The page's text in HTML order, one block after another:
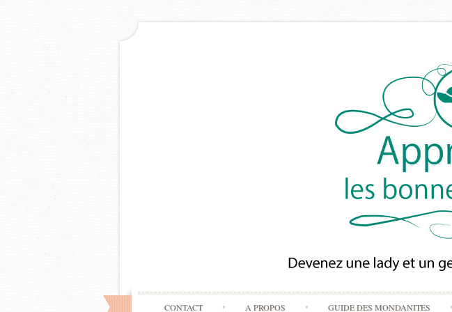
CONTACT A PROPOS GUIDE DES MONDANITÉS